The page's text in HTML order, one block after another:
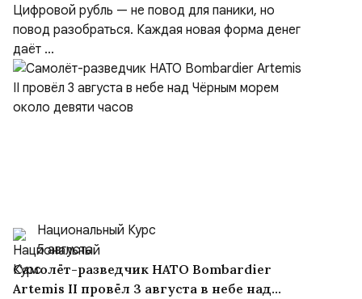
Цифровой рубль — не повод для паники, но
повод разобраться. Каждая новая форма денег
даёт ...
Национальный Курс
5 августа
Самолёт-разведчик НАТО Bombardier
Artemis II провёл 3 августа в небе над